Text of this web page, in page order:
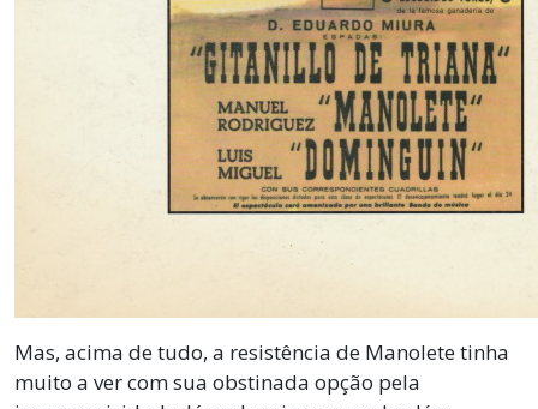
Mas, acima de tudo, a resistência de Manolete tinha
muito a ver com sua obstinada opção pela